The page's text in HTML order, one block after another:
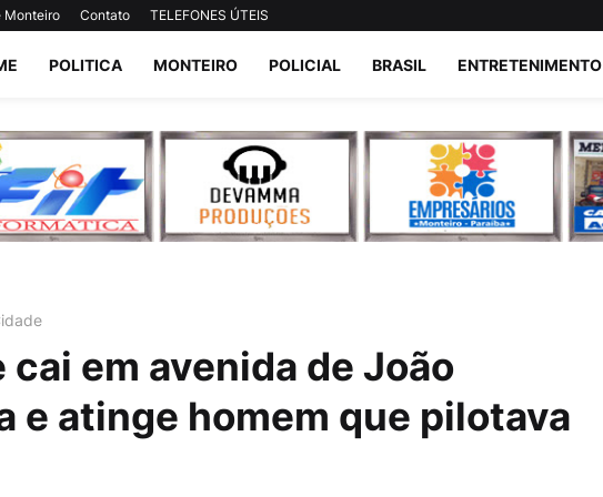
Monteiro Contato TELEFONES ÚTEIS
POLITICA MONTEIRO POLICIAL BRASIL ENTRETENIMENTO
cai em avenida de João
e atinge homem que pilotava